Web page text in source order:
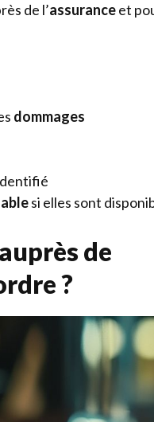
de l’assuranceet
dommages
si elles sont
de
?